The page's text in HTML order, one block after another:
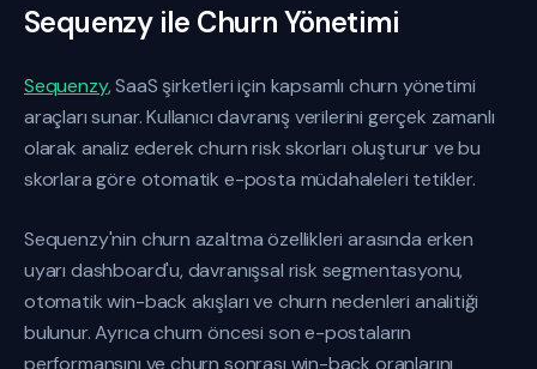
Sequenzy ile Churn Yönetimi
Sequenzy, SaaS şirketleri için kapsamlı churn yönetimi
araçları sunar. Kullanıcı davranış verilerini gerçek zamanlı
olarak analiz ederek churn risk skorları oluşturur ve bu
skorlara göre otomatik e-posta müdahaleleri tetikler.
Sequenzy'nin churn azaltma özellikleri arasında erken
uyarı dashboard'u, davranışsal risk segmentasyonu,
otomatik win-back akışları ve churn nedenleri analitiği
bulunur. Ayrıca churn öncesi son e-postaların
performansını ve churn sonrası win-back oranlarını